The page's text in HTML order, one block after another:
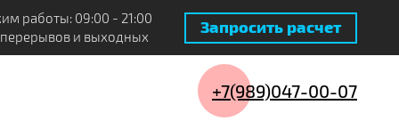
работы: 09:00 - 21:00
перерывов и выходных
Запросить расчет
+7(989)047-00-07